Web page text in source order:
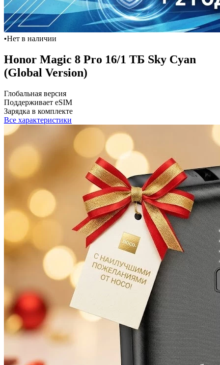
•Нет в наличии
Honor Magic 8 Pro 16/1 ТБ Sky Cyan
(Global Version)
Глобальная версия
Поддерживает eSIM
Зарядка в комплекте
Все характеристики